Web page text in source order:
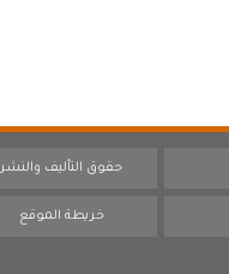
حقوق التأليف والنشر
خريطة الموقع